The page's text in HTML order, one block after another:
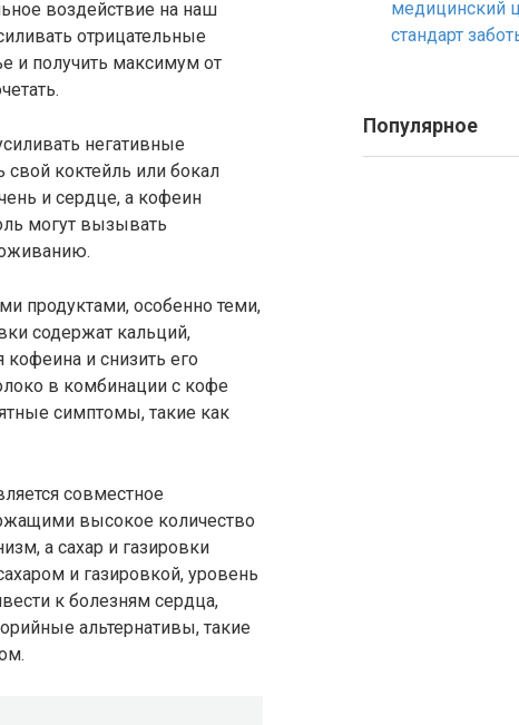
воздействие на наш
отрицательные
и получить максимум от
негативные
коктейль или бокал
и сердце, а кофеин
могут вызывать
продуктами, особенно теми,
содержат кальций,
и снизить его
в комбинации с кофе
симптомы, такие как
совместное
высокое количество
а сахар и газировки
и газировкой, уровень
к болезням сердца,
альтернативы, такие
медицинский
стандарт
Популярное